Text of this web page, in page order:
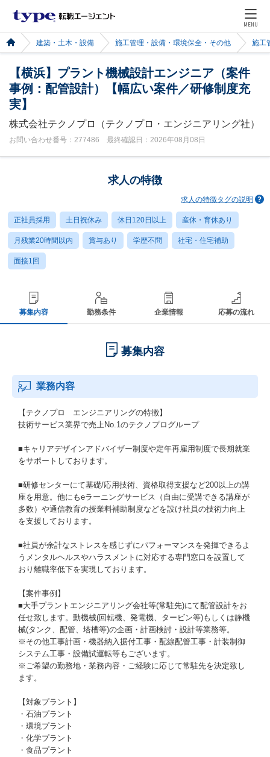
MENU
建築・土木・設備 施工管理・設備・環境保全・その他 施工
【横浜】プラント機械設計エンジニア（案件
事例：配管設計）【幅広い案件／研修制度充
実】
株式会社テクノプロ（テクノプロ・エンジニアリング社）
お問い合わせ番号：277486 最終確認日：2026年08月08日
求人の特徴
求人の特徴タグの説明
正社員採用 土日祝休み 休日120日以上 産休・育休あり
月残業20時間以内 賞与あり 学歴不問 社宅・住宅補助
面接1回
募集内容 勤務条件 企業情報 応募の流れ
募集内容
業務内容
【テクノプロ エンジニアリングの特徴】
技術サービス業界で売上No.1のテクノプログループ
■キャリアデザインアドバイザー制度や定年再雇用制度で長期就業
をサポートしております。
■研修センターにて基礎/応用技術、資格取得支援など200以上の講
座を用意。他にもeラーニングサービス（自由に受講できる講座が
多数）や通信教育の授業料補助制度などを設け社員の技術力向上
を支援しております。
■社員が余計なストレスを感じずにパフォーマンスを発揮できるよ
うメンタルヘルスやハラスメントに対応する専門窓口を設置して
おり離職率低下を実現しております。
【案件事例】
■大手プラントエンジニアリング会社等(常駐先)にて配管設計をお
任せ致します。動機械(回転機、発電機、タービン等)もしくは静機
械(タンク、配管、塔槽等)の企画・計画検討・設計等業務等。
※その他工事計画・機器納入据付工事・配線配管工事・計装制御
システム工事・設備試運転等もございます。
※ご希望の勤務地・業務内容・ご経験に応じて常駐先を決定致し
ます。
【対象プラント】
・石油プラント
・環境プラント
・化学プラント
・食品プラント